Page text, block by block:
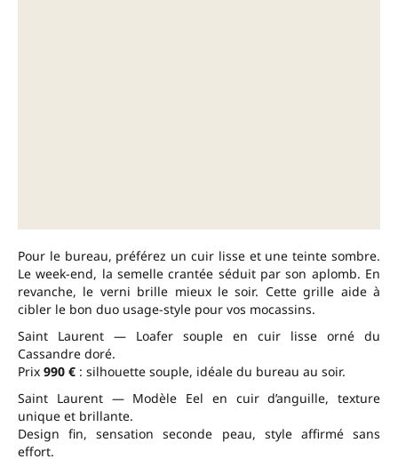
Pour le bureau, préférez un cuir lisse et une teinte sombre.
Le week-end, la semelle crantée séduit par son aplomb. En
revanche, le verni brille mieux le soir. Cette grille aide à
cibler le bon duo usage-style pour vos mocassins.
Saint Laurent — Loafer souple en cuir lisse orné du
Cassandre doré.
Prix 990 € : silhouette souple, idéale du bureau au soir.
Saint Laurent — Modèle Eel en cuir d’anguille, texture
unique et brillante.
Design fin, sensation seconde peau, style affirmé sans
effort.